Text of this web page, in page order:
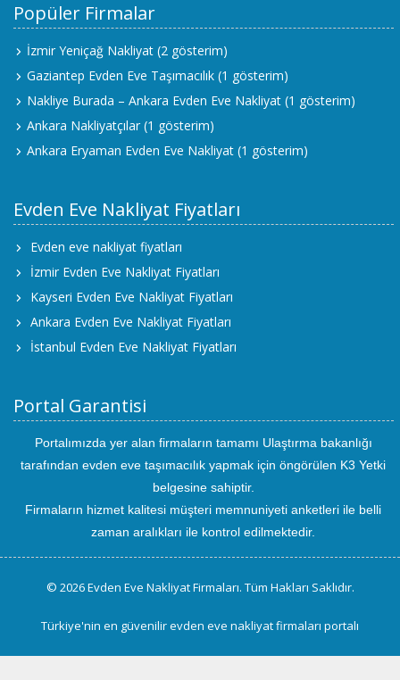
Popüler Firmalar
İzmir Yeniçağ Nakliyat (2 gösterim)
Gaziantep Evden Eve Taşımacılık (1 gösterim)
Nakliye Burada – Ankara Evden Eve Nakliyat (1 gösterim)
Ankara Nakliyatçılar (1 gösterim)
Ankara Eryaman Evden Eve Nakliyat (1 gösterim)
Evden Eve Nakliyat Fiyatları
Evden eve nakliyat fiyatları
İzmir Evden Eve Nakliyat Fiyatları
Kayseri Evden Eve Nakliyat Fiyatları
Ankara Evden Eve Nakliyat Fiyatları
İstanbul Evden Eve Nakliyat Fiyatları
Portal Garantisi
Portalımızda yer alan firmaların tamamı Ulaştırma bakanlığı
tarafından evden eve taşımacılık yapmak için öngörülen K3 Yetki
belgesine sahiptir.
Firmaların hizmet kalitesi müşteri memnuniyeti anketleri ile belli
zaman aralıkları ile kontrol edilmektedir.
© 2026 Evden Eve Nakliyat Firmaları. Tüm Hakları Saklıdır.
Türkiye'nin en güvenilir evden eve nakliyat firmaları portalı